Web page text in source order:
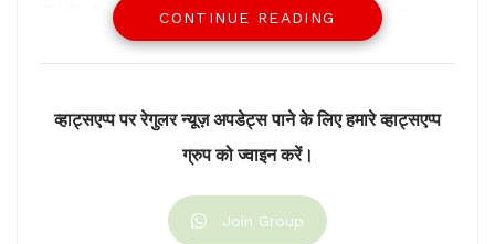
बीजेपी और आरएसएस का अब नया शिगुफा है। मुस्लिम समाज,
पहले मुसलमान हैं तथा उनके प्रति, इनकी (भाजपा, संघ) सोच,
नीयत, नीति क्या है, यह किसी से भी छिपा नहीं।
1. अपने केवल संकीर्ण राजनीतिक स्वार्थ की
खातिर ’पसमान्दा मुस्लिम समाज’ का राग भाजपा
CONTINUE READING
व्हाट्सएप्प पर रेगुलर न्यूज़ अपडेट्स पाने के लिए हमारे व्हाट्सएप्प
ग्रुप को ज्वाइन करें।
Join Group